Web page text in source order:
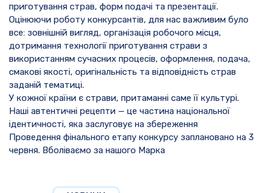
приготування страв, форм подачі та презентації.
Оцінюючи роботу конкурсантів, для нас важливим було
все: зовнішній вигляд, організація робочого місця,
дотримання технології приготування страви з
використанням сучасних процесів, оформлення, подача,
смакові якості, оригінальність та відповідність страв
заданій тематиці.
У кожної країни є страви, притаманні саме її культурі.
Наші автентичні рецепти — це частина національної
ідентичності, яка заслуговує на збереження
Проведення фінального етапу конкурсу заплановано на 3
червня. Вболіваємо за нашого Марка